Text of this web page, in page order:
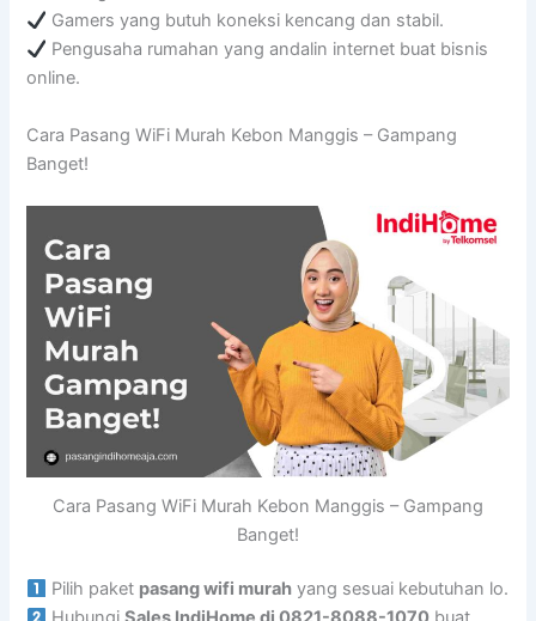
Gamers yang butuh koneksi kencang dan stabil.
Pengusaha rumahan yang andalin internet buat bisnis
online.
Cara Pasang WiFi Murah Kebon Manggis – Gampang
Banget!
Cara Pasang WiFi Murah Kebon Manggis – Gampang
Banget!
Pilih paket pasang wifi murah yang sesuai kebutuhan lo.